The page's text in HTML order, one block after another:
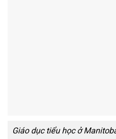
Giáo dục tiểu học ở